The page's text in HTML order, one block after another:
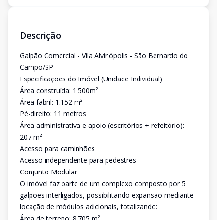
Descrição
Galpão Comercial - Vila Alvinópolis - São Bernardo do
Campo/SP
Especificações do Imóvel (Unidade Individual)
Área construída: 1.500m²
Área fabril: 1.152 m²
Pé-direito: 11 metros
Área administrativa e apoio (escritórios + refeitório):
207 m²
Acesso para caminhões
Acesso independente para pedestres
Conjunto Modular
O imóvel faz parte de um complexo composto por 5
galpões interligados, possibilitando expansão mediante
locação de módulos adicionais, totalizando: